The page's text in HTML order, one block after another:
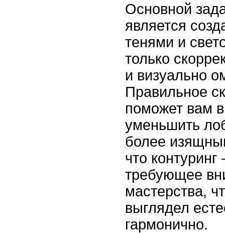
Основной
является
тенями и
только
и визуально
Правильное
поможет вам
уменьшить
более
что контуринг
требующее
мастерства,
выглядел
гармонично.